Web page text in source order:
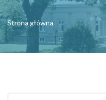
Strona główna